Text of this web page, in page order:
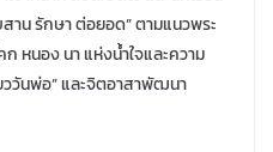
าน รักษา ต่อยอด” ตามแนวพระ
หนอง นา แห่งน้ำใจและความ
ววันพ่อ” และจิตอาสาพัฒนา